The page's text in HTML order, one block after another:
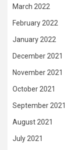
March 2022
February 2022
January 2022
December 2021
November 2021
October 2021
September 2021
August 2021
July 2021